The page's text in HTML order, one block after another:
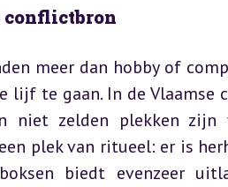
conflictbron
meer dan hobby of
lijf te gaan. In de
niet zelden plekken
plek van ritueel: er is
biedt evenzeer